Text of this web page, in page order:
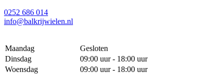
0252 686 014
info@balkrijwielen.nl
Maandag
Gesloten
Dinsdag
09:00 uur - 18:00 uur
Woensdag
09:00 uur - 18:00 uur